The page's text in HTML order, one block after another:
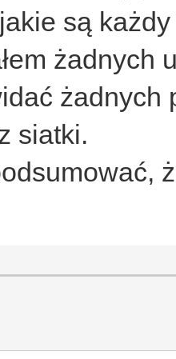
są
żadnych
żadnych
siatki.